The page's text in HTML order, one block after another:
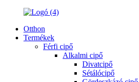
Otthon
Termékek
Férfi cipő
Alkalmi cipő
Divatcipő
Sétálócipő